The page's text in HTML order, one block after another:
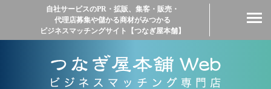
自社サービスのPR・拡販、集客・販売・
代理店募集や儲かる商材がみつかる
ビジネスマッチングサイト【つなぎ屋本舗】